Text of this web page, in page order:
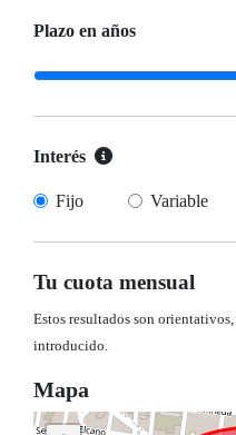
Plazo en años
Interés
Fijo Variable
Tu cuota mensual
Estos resultados son
introducido.
Mapa